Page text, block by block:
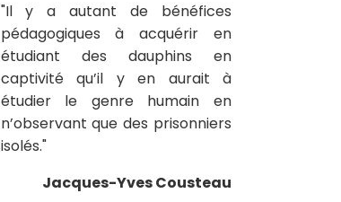
"Il y a autant de bénéfices
pédagogiques à acquérir en
étudiant des dauphins en
captivité qu’il y en aurait à
étudier le genre humain en
n’observant que des prisonniers
isolés."
Jacques-Yves Cousteau